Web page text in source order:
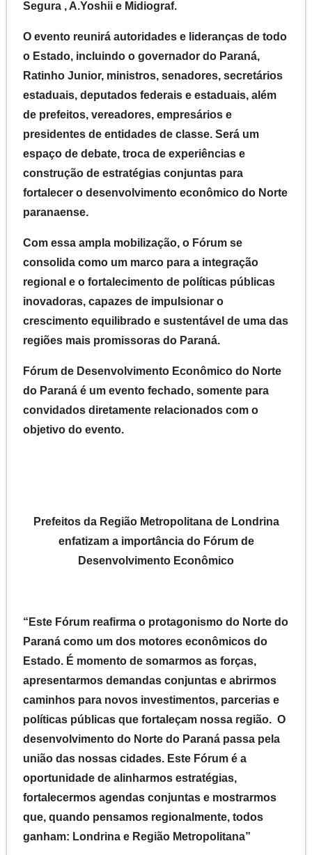
Segura , A.Yoshii e Midiograf.
O evento reunirá autoridades e lideranças de todo
o Estado, incluindo o governador do Paraná,
Ratinho Junior, ministros, senadores, secretários
estaduais, deputados federais e estaduais, além
de prefeitos, vereadores, empresários e
presidentes de entidades de classe. Será um
espaço de debate, troca de experiências e
construção de estratégias conjuntas para
fortalecer o desenvolvimento econômico do Norte
paranaense.
Com essa ampla mobilização, o Fórum se
consolida como um marco para a integração
regional e o fortalecimento de políticas públicas
inovadoras, capazes de impulsionar o
crescimento equilibrado e sustentável de uma das
regiões mais promissoras do Paraná.
Fórum de Desenvolvimento Econômico do Norte
do Paraná é um evento fechado, somente para
convidados diretamente relacionados com o
objetivo do evento.
Prefeitos da Região Metropolitana de Londrina
enfatizam a importância do Fórum de
Desenvolvimento Econômico
“Este Fórum reafirma o protagonismo do Norte do
Paraná como um dos motores econômicos do
Estado. É momento de somarmos as forças,
apresentarmos demandas conjuntas e abrirmos
caminhos para novos investimentos, parcerias e
políticas públicas que fortaleçam nossa região. O
desenvolvimento do Norte do Paraná passa pela
união das nossas cidades. Este Fórum é a
oportunidade de alinharmos estratégias,
fortalecermos agendas conjuntas e mostrarmos
que, quando pensamos regionalmente, todos
ganham: Londrina e Região Metropolitana”